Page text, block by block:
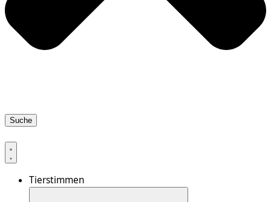
Suche
Tierstimmen